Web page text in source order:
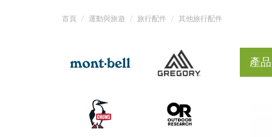
首頁 運動與旅遊 旅行配件 其他旅行配件
產品